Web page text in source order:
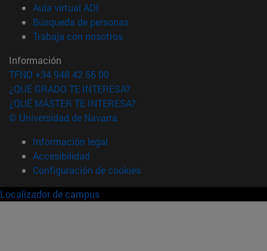
Aula virtual ADI
Búsqueda de personas(abre en nueva ventana)
Trabaja con nosotros(abre en nueva ventana)
Información
TFNO +34 948 42 56 00
¿QUÉ GRADO TE INTERESA?
¿QUÉ MÁSTER TE INTERESA?
© Universidad de Navarra
Información legal
Accesibilidad
Configuración de cookies
Localizador de campus